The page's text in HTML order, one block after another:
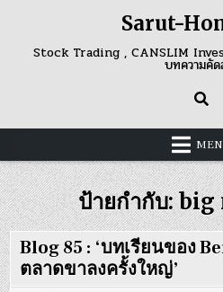
content
Sarut-
Stock Trading , CANSLIM
บทความคัด
ป้ายกำกับ:big
Blog 85 : ‘บทเรียนของ
ตลาดขาลงครั้งใหญ่’